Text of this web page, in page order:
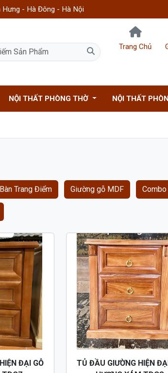
Hưng - Hà Đông - Hà Nội
Trang Chủ
NỘI THẤT PHÒNG THỜ NỘI THẤT
Bàn Trang Điểm Giường gỗ MDF
ĐẠI GỖ
TỦ ĐẦU GIƯỜNG HIỆN